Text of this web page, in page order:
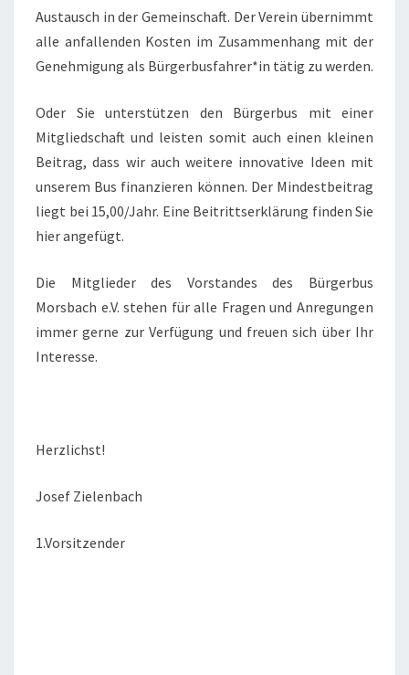
Austausch in der Gemeinschaft. Der Verein übernimmt
alle anfallenden Kosten im Zusammenhang mit der
Genehmigung als Bürgerbusfahrer*in tätig zu werden.
Oder Sie unterstützen den Bürgerbus mit einer
Mitgliedschaft und leisten somit auch einen kleinen
Beitrag, dass wir auch weitere innovative Ideen mit
unserem Bus finanzieren können. Der Mindestbeitrag
liegt bei 15,00/Jahr. Eine Beitrittserklärung finden Sie
hier angefügt.
Die Mitglieder des Vorstandes des Bürgerbus
Morsbach e.V. stehen für alle Fragen und Anregungen
immer gerne zur Verfügung und freuen sich über Ihr
Interesse.
Herzlichst!
Josef Zielenbach
1.Vorsitzender